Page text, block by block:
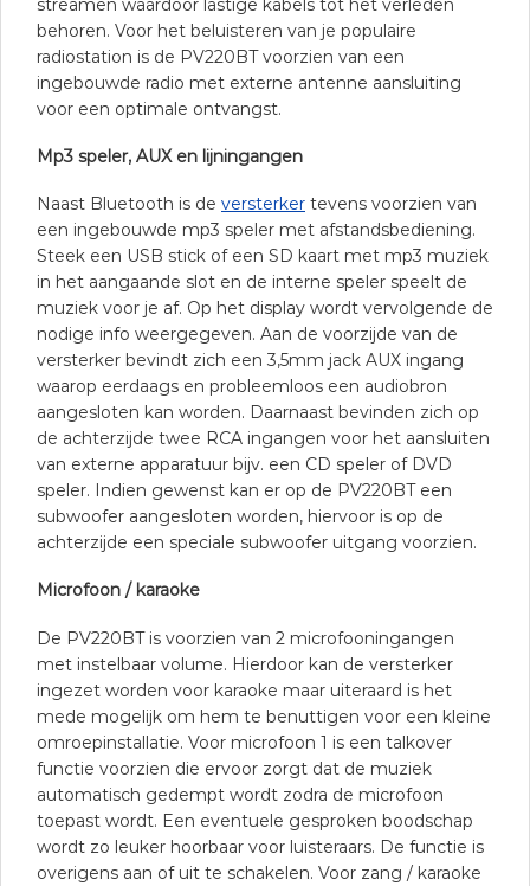
streamen waardoor lastige kabels tot het verleden
behoren. Voor het beluisteren van je populaire
radiostation is de PV220BT voorzien van een
ingebouwde radio met externe antenne aansluiting
voor een optimale ontvangst.
Mp3 speler, AUX en lijningangen
Naast Bluetooth is de versterker tevens voorzien van
een ingebouwde mp3 speler met afstandsbediening.
Steek een USB stick of een SD kaart met mp3 muziek
in het aangaande slot en de interne speler speelt de
muziek voor je af. Op het display wordt vervolgende de
nodige info weergegeven. Aan de voorzijde van de
versterker bevindt zich een 3,5mm jack AUX ingang
waarop eerdaags en probleemloos een audiobron
aangesloten kan worden. Daarnaast bevinden zich op
de achterzijde twee RCA ingangen voor het aansluiten
van externe apparatuur bijv. een CD speler of DVD
speler. Indien gewenst kan er op de PV220BT een
subwoofer aangesloten worden, hiervoor is op de
achterzijde een speciale subwoofer uitgang voorzien.
Microfoon / karaoke
De PV220BT is voorzien van 2 microfooningangen
met instelbaar volume. Hierdoor kan de versterker
ingezet worden voor karaoke maar uiteraard is het
mede mogelijk om hem te benuttigen voor een kleine
omroepinstallatie. Voor microfoon 1 is een talkover
functie voorzien die ervoor zorgt dat de muziek
automatisch gedempt wordt zodra de microfoon
toepast wordt. Een eventuele gesproken boodschap
wordt zo leuker hoorbaar voor luisteraars. De functie is
overigens aan of uit te schakelen. Voor zang / karaoke